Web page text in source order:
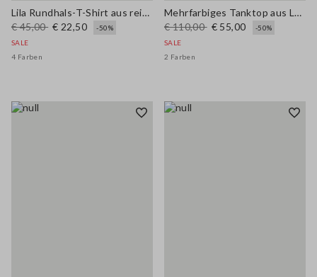
Lila Rundhals-T-Shirt aus reiner Baumwolle, reguläre Passform mit Blumen
€ 45,00 € 22,50
-50%
SALE
4 Farben
Mehrfarbiges Tanktop aus Leinenmischung, reguläre Passform mit Netzstruktur
€ 110,00 € 55,00
-50%
SALE
2 Farben